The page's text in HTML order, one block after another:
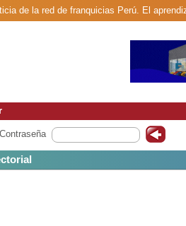
de la red de franquicias Perú. El
Contraseña